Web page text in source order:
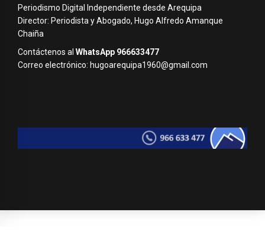
Periodismo Digital Independiente desde Arequipa
Director: Periodista y Abogado, Hugo Alfredo Amanque
Chaiña
Contáctenos al WhatsApp 966633477
Correo electrónico: hugoarequipa1960@gmail.com